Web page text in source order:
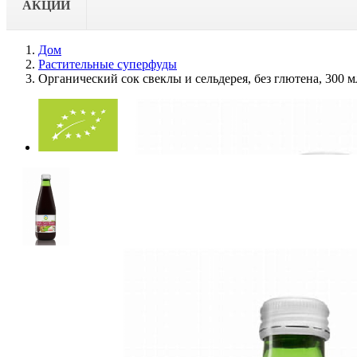
АКЦИИ
Дом
Растительные суперфуды
Органический сок свеклы и сельдерея, без глютена, 300